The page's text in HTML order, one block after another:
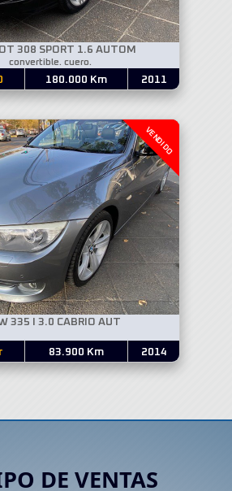
308 SPORT 1.6 AUTOM
convertible. cuero.
180.000 Km 2011
VENDIDO
335 I 3.0 CABRIO AUT
83.900 Km 2014
DE VENTAS